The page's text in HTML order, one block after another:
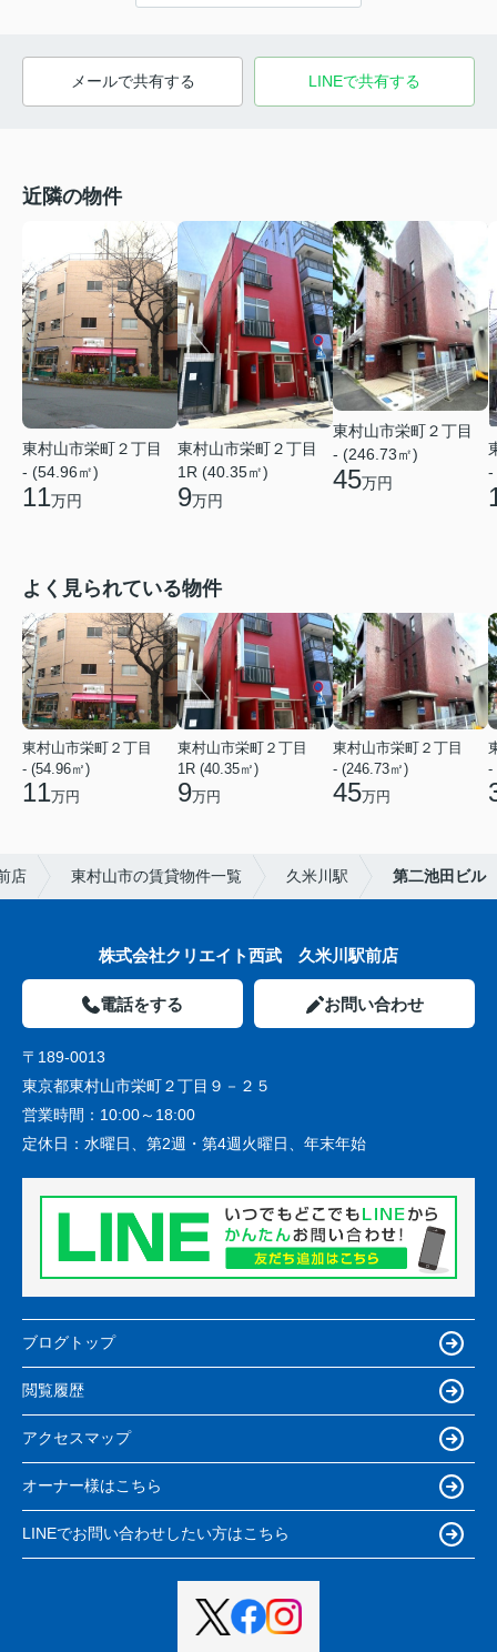
メールで共有する LINEで共有する
近隣の物件
東村山市栄町２丁目
- (54.96㎡)
11万円
東村山市栄町２丁目
1R (40.35㎡)
9万円
東村山市栄町２丁目
- (246.73㎡)
45万円
-
よく見られている物件
東村山市栄町２丁目
- (54.96㎡)
11万円
東村山市栄町２丁目
1R (40.35㎡)
9万円
東村山市栄町２丁目
- (246.73㎡)
45万円
-
店 東村山市の賃貸物件一覧 久米川駅 第二池田ビル
株式会社クリエイト西武 久米川駅前店
電話をする お問い合わせ
〒189-0013
東京都東村山市栄町２丁目９－２５
営業時間： 10:00～18:00
定休日： 水曜日、第2週・第4週火曜日、年末年始
ブログトップ
閲覧履歴
アクセスマップ
オーナー様はこちら
LINEでお問い合わせしたい方はこちら